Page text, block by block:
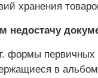
хранения
недостачу
формы первичных
в